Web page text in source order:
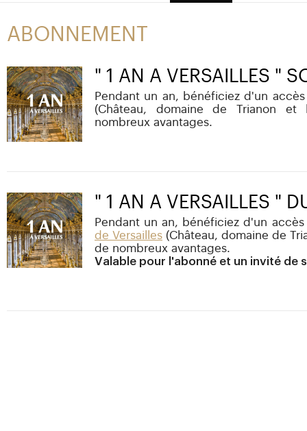
ABONNEMENT
" 1 AN A VERSAILLES "
Pendant un an, bénéficiez d'un
(Château, domaine de Trianon
nombreux avantages.
" 1 AN A VERSAILLES "
Pendant un an, bénéficiez d'un
de Versailles (Château, domaine de
de nombreux avantages.
Valable pour l'abonné et un invité de